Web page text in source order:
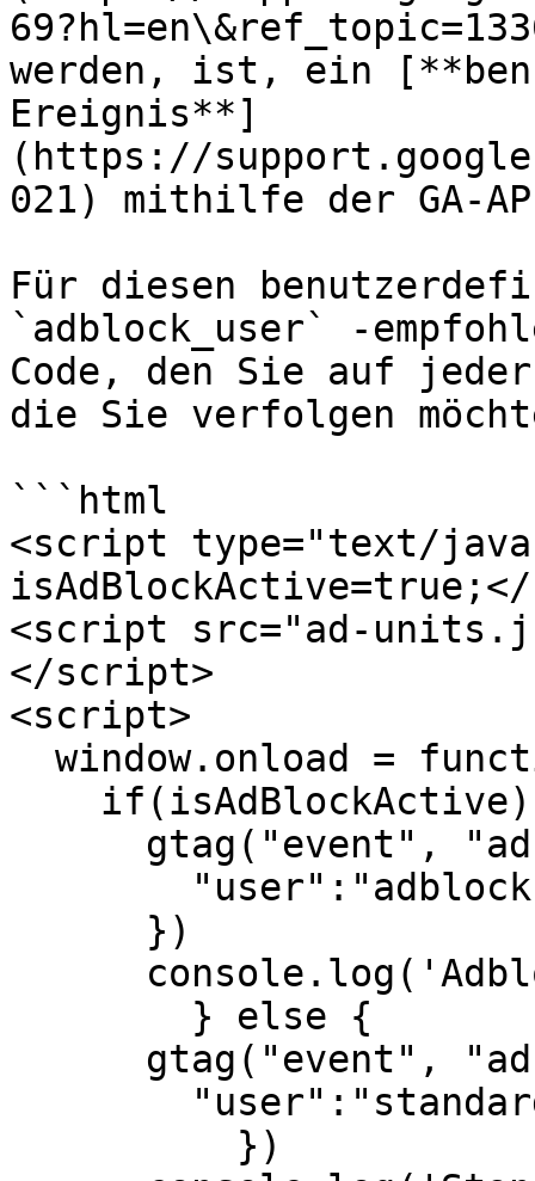
werden, ist, ein
Ereignis**]
(https://
021) mithilfe der GA-
Für diesen
`adblock_user` -
Code, den Sie auf
die Sie verfolgen
```html
<script type="text/
<script src="ad-
</script>
<script>